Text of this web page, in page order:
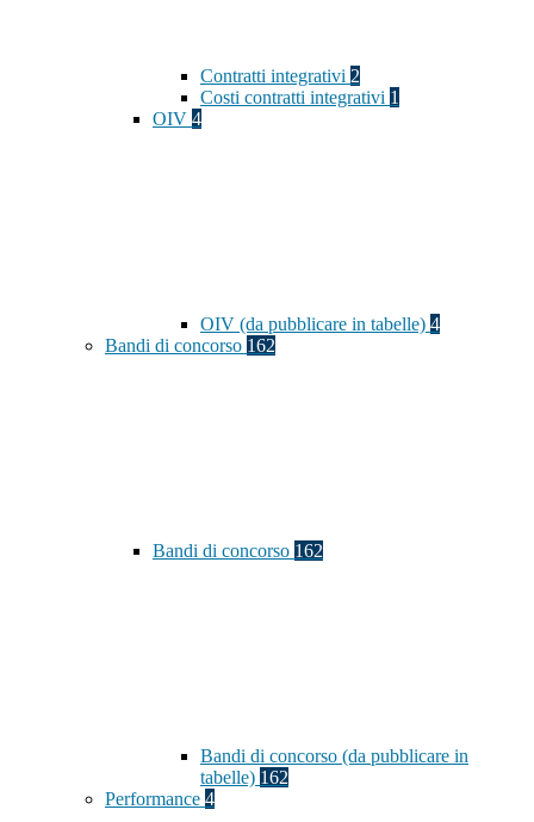
Contratti integrativi 2
Costi contratti integrativi 1
OIV 4
OIV (da pubblicare in tabelle) 4
Bandi di concorso 162
Bandi di concorso 162
Bandi di concorso (da pubblicare in
tabelle) 162
Performance 4